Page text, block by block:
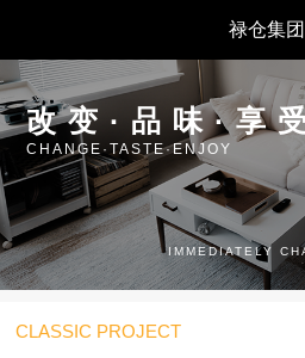
禄仓集团
改变·品味·享
CHANGE·TASTE·ENJOY
IMMEDIATELY
CLASSIC PROJECT